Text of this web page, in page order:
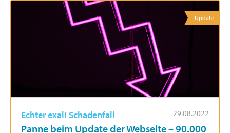
Update
29.08.2022
Echter exali Schadenfall
Panne beim Update der Webseite – 90.000